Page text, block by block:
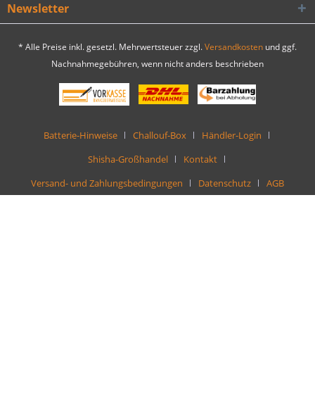
Newsletter
* Alle Preise inkl. gesetzl. Mehrwertsteuer zzgl.Versandkosten und ggf.
Nachnahmegebühren, wenn nicht anders beschrieben
Batterie-Hinweise Challouf-Box
Händler-Login
Shisha-Großhandel
Kontakt
Versand- und Zahlungsbedingungen
Datenschutz AGB